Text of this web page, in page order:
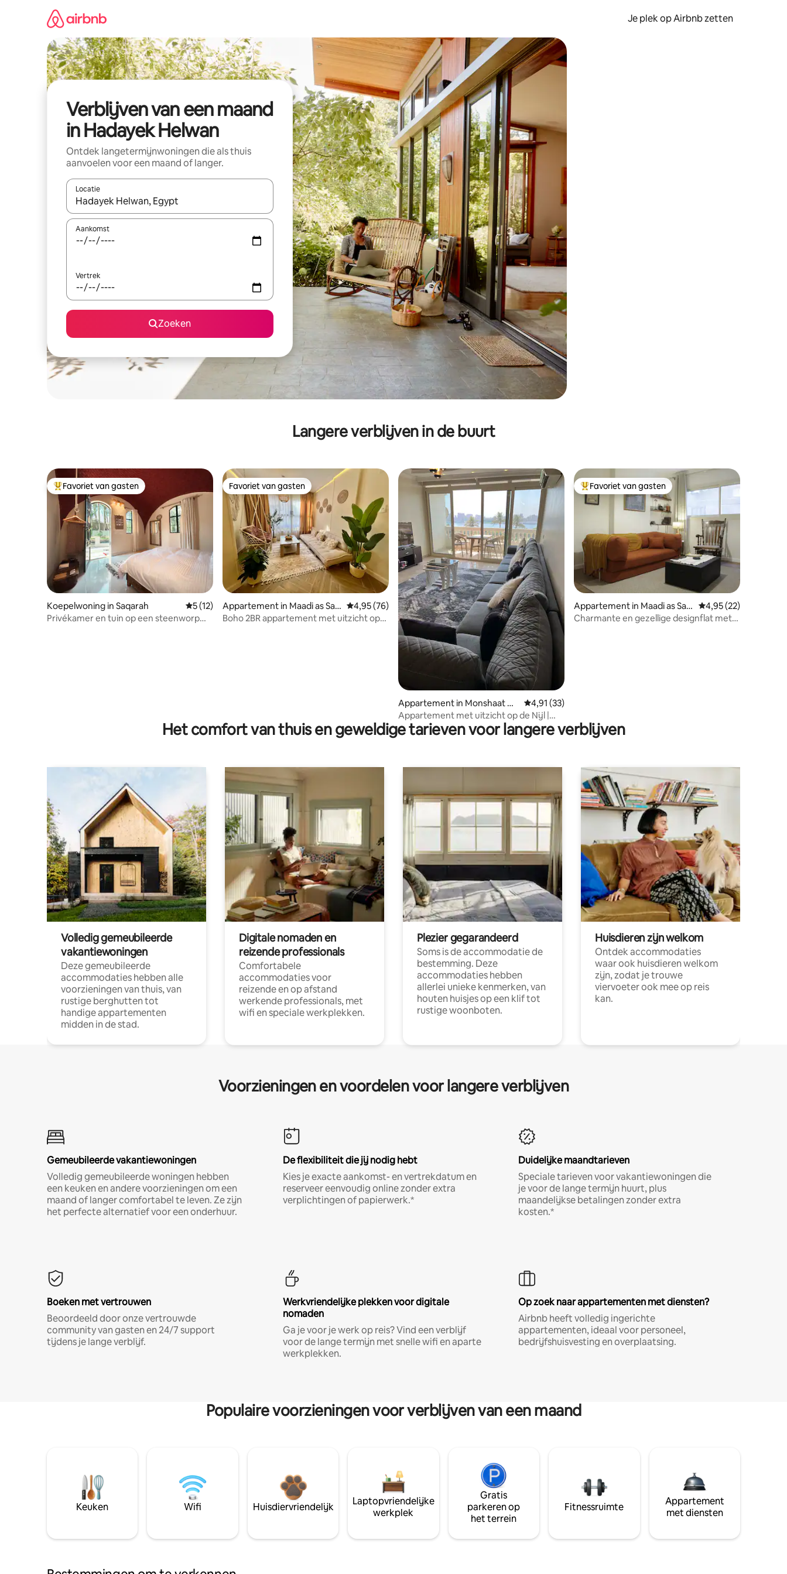
Je plek op Airbnb zetten
Verblijven van een maand
in Hadayek Helwan
Ontdek langetermijnwoningen die als thuis
aanvoelen voor een maand of langer.
Locatie
Wanneer er resultaten beschikbaar zijn, maak je een keuze met je de pijltjestoetsen omhoog en omlaag, óf door te tikken of swipen.
Aankomst
Vertrek
Zoeken
Langere verblijven in de buurt
Topfavoriet van gasten
Favoriet van gasten
Koepelwoning in Saqarah Gemiddelde beoordeling van 5 op 5, 12 recensies
5 (12)
Privékamer en tuin op een steenworp
Favoriet van gasten
Favoriet van gasten
Appartement in Maadi as Sar
ayat Al Gharbeyah
Gemiddelde beoordeling van 4,95 op 5, 76 recensies
4,95 (76)
Boho 2BR appartement met uitzicht op
Appartement in Monshaat Na
sir
Gemiddelde beoordeling van 4,91 op 5, 33 recensies
4,91 (33)
Appartement met uitzicht op de Nijl |
Ruim en gezellig verblijf
Topfavoriet van gasten
Favoriet van gasten
Appartement in Maadi as Sar
ayat Al Gharbeyah
Gemiddelde
4,95 (22)
Charmante en gezellige designflat met
Het comfort van thuis en geweldige tarieven voor langere verblijven
Volledig gemeubileerde
vakantiewoningen
Deze gemeubileerde
accommodaties hebben alle
voorzieningen van thuis, van
rustige berghutten tot
handige appartementen
midden in de stad.
Digitale nomaden en
reizende professionals
Comfortabele
accommodaties voor
reizende en op afstand
werkende professionals, met
wifi en speciale werkplekken.
Plezier gegarandeerd
Soms is de accommodatie de
bestemming. Deze
accommodaties hebben
allerlei unieke kenmerken, van
houten huisjes op een klif tot
rustige woonboten.
Huisdieren zijn welkom
Ontdek accommodaties
waar ook huisdieren welkom
zijn, zodat je trouwe
viervoeter ook mee op reis
kan.
Voorzieningen en voordelen voor langere verblijven
Gemeubileerde vakantiewoningen
Volledig gemeubileerde woningen hebben
een keuken en andere voorzieningen om een
maand of langer comfortabel te leven. Ze zijn
het perfecte alternatief voor een onderhuur.
De flexibiliteit die jij nodig hebt
Kies je exacte aankomst- en vertrekdatum en
reserveer eenvoudig online zonder extra
verplichtingen of papierwerk.*
Duidelijke maandtarieven
Speciale tarieven voor vakantiewoningen die
je voor de lange termijn huurt, plus
maandelijkse betalingen zonder extra
kosten.*
Boeken met vertrouwen
Beoordeeld door onze vertrouwde
community van gasten en 24/7 support
tijdens je lange verblijf.
Werkvriendelijke plekken voor digitale
nomaden
Ga je voor je werk op reis? Vind een verblijf
voor de lange termijn met snelle wifi en aparte
werkplekken.
Op zoek naar appartementen met diensten?
Airbnb heeft volledig ingerichte
appartementen, ideaal voor personeel,
bedrijfshuisvesting en overplaatsing.
Populaire voorzieningen voor verblijven van een maand
Keuken Wifi Huisdiervriendelijk
Laptopvriendelijke
werkplek
Gratis
parkeren op
het terrein
Fitnessruimte
Appartement
met diensten